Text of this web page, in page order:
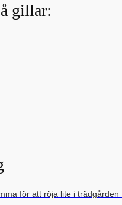
gillar:
för att röja lite i